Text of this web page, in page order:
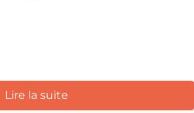
Lire la suite